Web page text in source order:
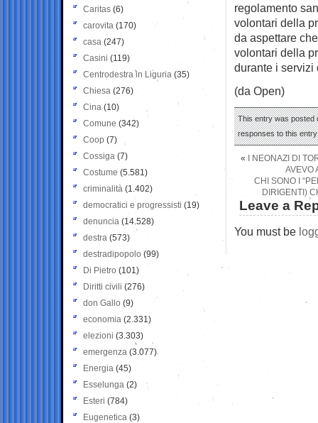
regolamento
volontari della
da aspettare
volontari della
durante i servizi
(da Open)
This entry was posted
responses to this
«
I NEONAZI DI
AVEVO
CHI SONO I
DIRIGENTI)
Leave a
You must be
Caritas (6)
carovita (170)
casa (247)
Casini (119)
Centrodestra in Liguria (35)
Chiesa (276)
Cina (10)
Comune (342)
Coop (7)
Cossiga (7)
Costume (5.581)
criminalità (1.402)
democratici e progressisti (19)
denuncia (14.528)
destra (573)
destradipopolo (99)
Di Pietro (101)
Diritti civili (276)
don Gallo (9)
economia (2.331)
elezioni (3.303)
emergenza (3.077)
Energia (45)
Esselunga (2)
Esteri (784)
Eugenetica (3)